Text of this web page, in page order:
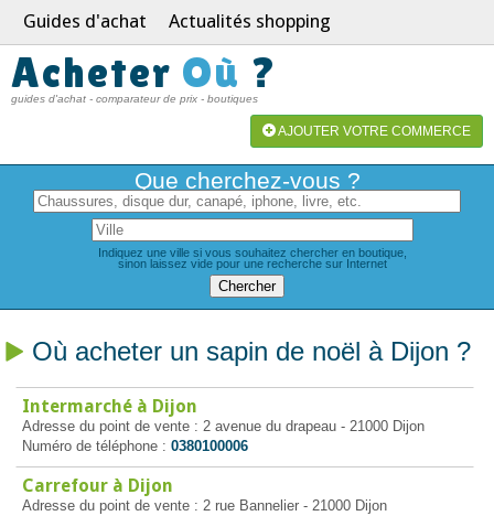
Guides d'achat Actualités shopping
Acheter Où ?
guides d'achat - comparateur de prix - boutiques
AJOUTER VOTRE COMMERCE
Que cherchez-vous ?
Indiquez une ville si vous souhaitez chercher en boutique,
sinon laissez vide pour une recherche sur Internet
Où acheter un sapin de noël à Dijon ?
Intermarché à Dijon
Adresse du point de vente : 2 avenue du drapeau - 21000 Dijon
Numéro de téléphone : 0380100006
Carrefour à Dijon
Adresse du point de vente : 2 rue Bannelier - 21000 Dijon